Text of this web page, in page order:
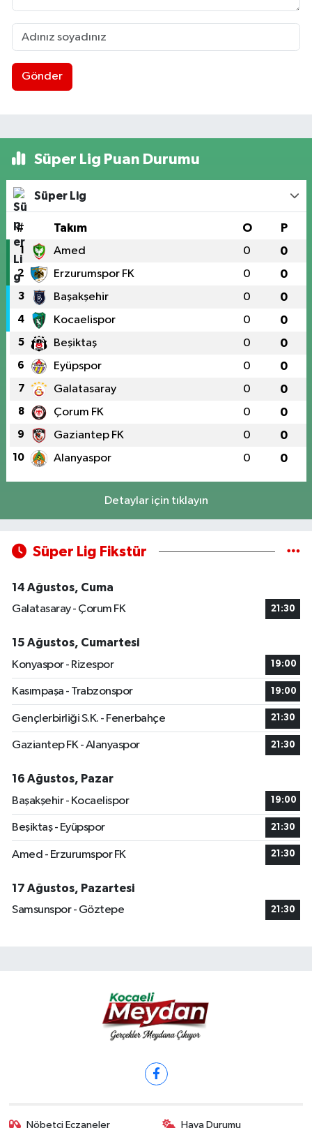
Gönder
Süper Lig Puan Durumu
Süper Lig
# Takım O P
1 Amed 0 0
2 Erzurumspor FK 0 0
3 Başakşehir 0 0
4 Kocaelispor 0 0
5 Beşiktaş 0 0
6 Eyüpspor 0 0
7 Galatasaray 0 0
8 Çorum FK 0 0
9 Gaziantep FK 0 0
10 Alanyaspor 0 0
Detaylar için tıklayın
Süper Lig Fikstür
14 Ağustos, Cuma
Galatasaray - Çorum FK
21:30
15 Ağustos, Cumartesi
Konyaspor - Rizespor
19:00
Kasımpaşa - Trabzonspor 19:00
Gençlerbirliği S.K. - Fenerbahçe 21:30
Gaziantep FK - Alanyaspor 21:30
16 Ağustos, Pazar
Başakşehir - Kocaelispor
19:00
Beşiktaş - Eyüpspor 21:30
Amed - Erzurumspor FK 21:30
17 Ağustos, Pazartesi
Samsunspor - Göztepe
21:30
Nöbetçi Eczaneler Hava Durumu